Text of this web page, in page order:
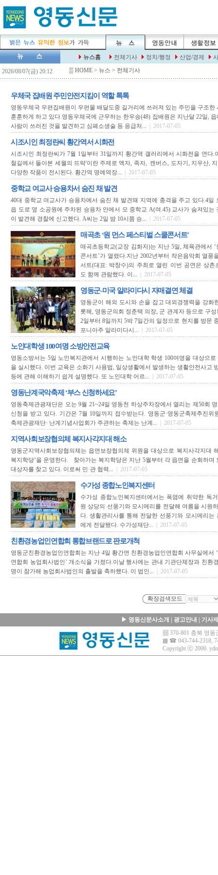
▒ HOME > 뉴스 > 전체기사
우체국 집배원 주민안전지킴이 역할 톡톡
영동우체국 우편집배원이 우편물 배달도중 길거리에 쓰러져 있는 주민을 구조한
훈훈하게 하고 있다.영동우체국에 근무하는 한우송(48) 집배원은 지난달 22일,
사람이 쓰러진 것을 발견하고 심폐소생술 등 응급처...
| 2017-07-05
시조시인 최정란씨 황간역서 시화전
시조시인 최정란씨가 7월 1일부터 31일까지 황간역 갤러리에서 시화전을 연다.
철길에서 돌아본 세월의 뜨락'이란 주제로 액자, 족자, 캔버스, 도자기, 지우산,
다양한 작품이 전시된다. 황간역 명예역장...
| 2017-07-05
중학교 여교사 승용차서 숨진 채 발견
40대 중학교 여교사가 승용차에서 숨진 채 발견돼 지역에 충격을 주고 있다.4일
읍 도로 옆 소공원에 주차된 승용차 안에서 모 중학교 A(여.45) 교사가 숨져있는
이 발견해 경찰에 신고했다. A씨는 2일 밤 10시쯤 승...
| 2017-07-05
매곡초 ‘원 먼스 페스티벌 스쿨콘서트’
매곡초등학교(교장 김화자)는 지난 5일, 체육관에서
콘서트’가 열렸다.지난 2002년부터 작은음악회 열풍
서트(대표: 박창수)의 주최로 열린 이번 공연은 상촌
도 함께 관람했다. 이...
| 2017-07-05
영동군-미국 알라미다시 자매결연 체결
영동군이 해외 도시와 손을 잡고 대외경쟁력을 강화
롯해, 영동군의회 정춘택 의장, 군 관계자 등으로 구
2일부터 8일까지 5박 7일간의 일정으로 현지를 방문
포니아주 알라미다시...
| 2017-07-05
노인대학생 100여명 소방안전교육
영동소방서는 5일 노인복지관에서 시행하는 노인대학 학생 100여명을 대상으
을 실시했다. 이번 교육은 소화기 사용법, 일상생활에서 발생하는 생활안전사고
등에 관해 이해하기 쉽게 설명했다. 또 노인대학 어르...
| 2017-07-05
영동난계국악축제 ‘부스 신청하세요’
영동축제관광재단은 오는 9월 21~24일 영동천 하상주차장에서 열리는 제50회
신청을 받고 있다. 기간은 7월 10일까지 접수받는다. 영동군·영동군축제추진위
축제관광재단· 난계기념사업회가 주관하는 축제는 난계...
| 2017-07-05
지역사회보장협의체 복지사각지대 해소
영동군지역사회보장협의체는 읍면보장협의체 위원을 대상으로 복지사각지대
복지학당’을 운영한다. 찾아가는 복지학당은 지난 5월부터 각 읍면을 순회하며
대상자를 찾고 있다. 이로써 민·관 협력...
| 2017-07-05
수가성 종합노인복지센터
수가성 종합노인복지센터에서는 폭염에 취약한 독
원 상당의 선풍기와 모시메리를 전달해 여름을 시원
다. 생활관리사를 통해 전달한 선풍기와 모시메리는
에게 전달됐다. 수가성재단...
| 2017-07-05
친환경농업인연합회 통합브랜드로 판로개척
영동군친환경농업인연합회는 지난 4일 황간면 친환경농업인연합회 사무실에서
연합회 농업회사법인’ 개소식을 가졌다.이날 행사에는 관내 기관단체장과 친환
명이 참가해 농업회사법인의 출발을 축하했다. 이 법인...
| 2017-07-05
▶ 영동신문사소개 광고안내
기사
▦ 370-801 충북 영
▩ ☎ 043-744-2318,
Copyright ⓒ 2000.